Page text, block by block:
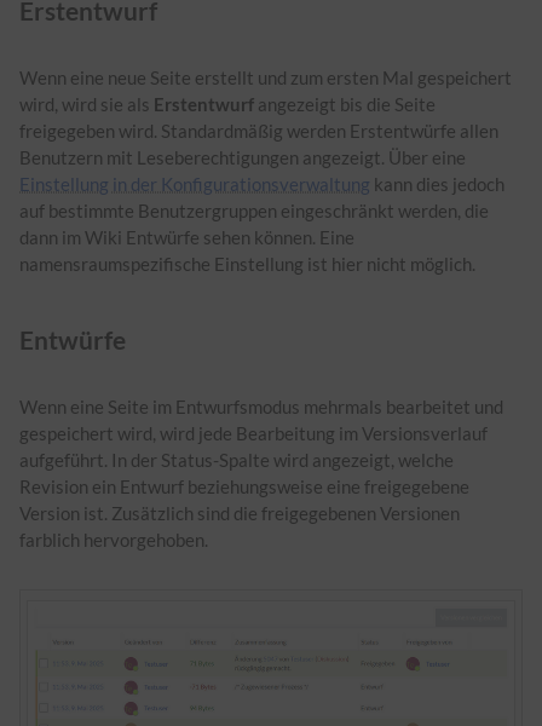
Erstentwurf
Wenn eine neue Seite erstellt und zum ersten Mal gespeichert
wird, wird sie als Erstentwurf angezeigt bis die Seite
freigegeben wird. Standardmäßig werden Erstentwürfe allen
Benutzern mit Leseberechtigungen angezeigt. Über eine
Einstellung in der Konfigurationsverwaltung kann dies jedoch
auf bestimmte Benutzergruppen eingeschränkt werden, die
dann im Wiki Entwürfe sehen können. Eine
namensraumspezifische Einstellung ist hier nicht möglich.
Entwürfe
Wenn eine Seite im Entwurfsmodus mehrmals bearbeitet und
gespeichert wird, wird jede Bearbeitung im Versionsverlauf
aufgeführt. In der Status-Spalte wird angezeigt, welche
Revision ein Entwurf beziehungsweise eine freigegebene
Version ist. Zusätzlich sind die freigegebenen Versionen
farblich hervorgehoben.